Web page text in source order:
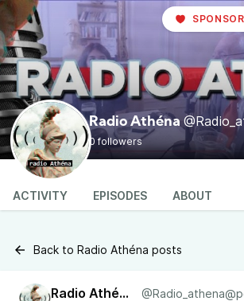
Radio Athéna
0 followers
SPONSOR
ACTIVITY EPISODES ABOUT
Back to Radio Athéna posts
Radio Athéna